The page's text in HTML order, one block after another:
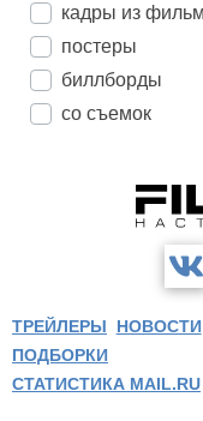
кадры из
постеры
биллборды
со съемок
ТРЕЙЛЕРЫ НОВОСТИ
ПОДБОРКИ
СТАТИСТИКА MAIL.RU